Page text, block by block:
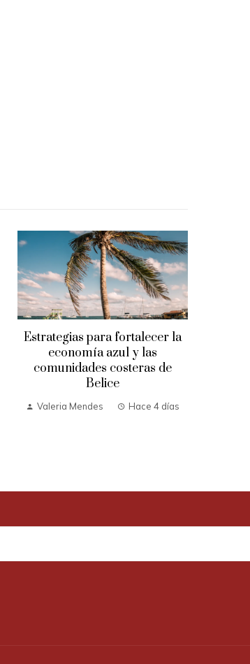
Estrategias para fortalecer la
economía azul y las
comunidades costeras de
Belice
Valeria Mendes Hace 4 días